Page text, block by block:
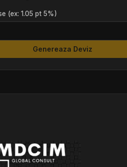
(ex: 1.05 pt 5%)
Genereaza Deviz